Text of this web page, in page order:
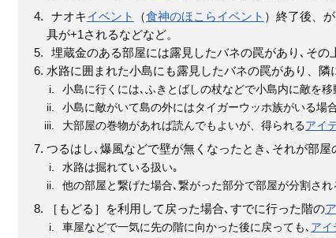
ナオキイベント （食神のほこらイベント ）終了後、
具が+1されるなどなど。
埋蔵金のある部屋には露見したバネの罠があり､その
水路に囲まれた小島にも露見したバネの罠があり、隣
小島に行くには､ふきとばしの杖などで小島内に敵を移
小島に敵がいて島の外にはタイガーウッホ族がいる場
大部屋の巻物があれば読んでもよいが、得られるアイ
つるはし､爆風などで壁が無くなったとき､それが部
水路は掘れている扱い｡
他の部屋と繋げた場合､繋がった部分で部屋が分割され
［もどる］を利用して戻った場合､すでに行った階の
車屋などで一気に先の階に向かった後に戻っても､ アイ